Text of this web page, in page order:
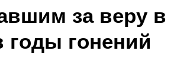
за веру в
годы гонений